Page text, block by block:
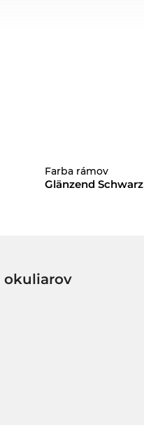
Farba rámov
Glänzend Schwarz
okuliarov